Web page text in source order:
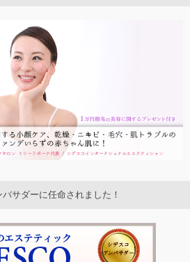
サダーに任命されました！